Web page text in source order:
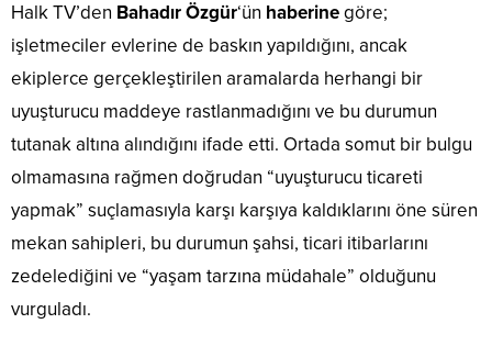
Halk TV’den Bahadır Özgür‘ün haberinegöre;
işletmeciler evlerine de baskın yapıldığını, ancak
ekiplerce gerçekleştirilen aramalarda herhangi bir
uyuşturucu maddeye rastlanmadığını ve bu durumun
tutanak altına alındığını ifade etti. Ortada somut bir bulgu
olmamasına rağmen doğrudan “uyuşturucu ticareti
yapmak” suçlamasıyla karşı karşıya kaldıklarını öne süren
mekan sahipleri, bu durumun şahsi, ticari itibarlarını
zedelediğini ve “yaşam tarzına müdahale” olduğunu
vurguladı.